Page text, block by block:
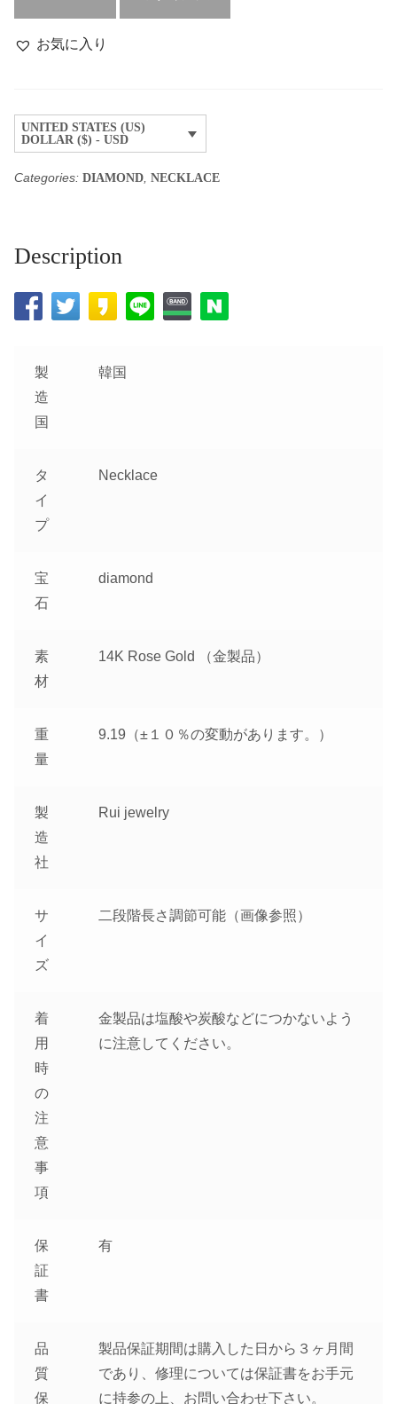
お気に入り
UNITED STATES (US)
DOLLAR ($) - USD
Categories: DIAMOND NECKLACE
Description
製
造
国
韓国
タ
イ
プ
Necklace
宝
石
diamond
素
材
14K Rose Gold （金製品）
重
量
9.19（±１０％の変動があります。）
製
造
社
Rui jewelry
サ
イ
ズ
二段階長さ調節可能（画像参照）
着
用
時
の
注
意
事
項
金製品は塩酸や炭酸などにつかないよう
に注意してください。
保
証
書
有
品
質
保
製品保証期間は購入した日から３ヶ月間
であり、修理については保証書をお手元
に持参の上、お問い合わせ下さい。